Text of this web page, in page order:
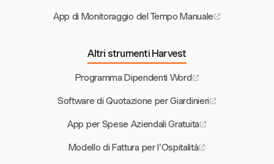
App di Monitoraggio del Tempo Manuale
Altri strumenti Harvest
Programma Dipendenti Word
Software di Quotazione per Giardinieri
App per Spese Aziendali Gratuita
Modello di Fattura per l'Ospitalità